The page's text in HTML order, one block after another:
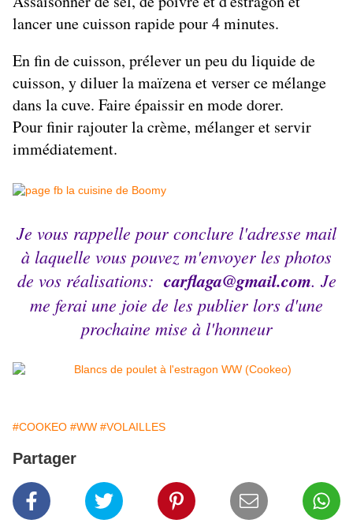
lancer une cuisson rapide pour 4 minutes.
En fin de cuisson, prélever un peu du liquide de
cuisson, y diluer la maïzena et verser ce mélange
dans la cuve. Faire épaissir en mode dorer.
Pour finir rajouter la crème, mélanger et servir
immédiatement.
Je vous rappelle pour conclure l'adresse mail
à laquelle vous pouvez m'envoyer les photos
de vos réalisations: carflaga@gmail.com. Je
me ferai une joie de les publier lors d'une
prochaine mise à l'honneur
#COOKEO #WW #VOLAILLES
Partager